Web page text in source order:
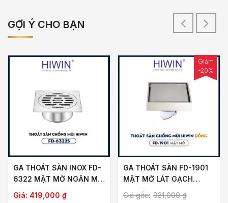
GỢI Ý CHO BẠN
GA THOÁT SÀN INOX FD-
6322 MẶT MỜ NGĂN MÙI
THOÁT NHANH
Giá: 419,000 ₫
GA THOÁT SÀN FD-1901
MẶT MỜ LÁT GẠCH
THOÁT NƯỚC NHANH
Giá gốc: 931,000₫
Giảm
-20%